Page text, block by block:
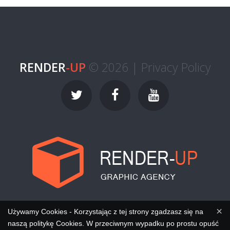
RENDER-UP © 2026 | Privacy Policy
×
Używamy Cookies - Korzystając z tej strony zgadzasz się na
naszą politykę Cookies. W przeciwnym wypadku po prostu opuść